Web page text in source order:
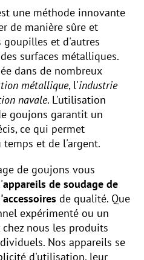
une méthode innovante
de manière sûre et
goupilles et d'autres
surfaces métalliques.
dans de nombreux
métallique, l'industrie
navale. L'utilisation
goujons garantit un
ce qui permet
et de l'argent.
de goujons vous
appareils de soudage de
de qualité. Que
expérimenté ou un
nous les produits
Nos appareils se
d'utilisation, leur